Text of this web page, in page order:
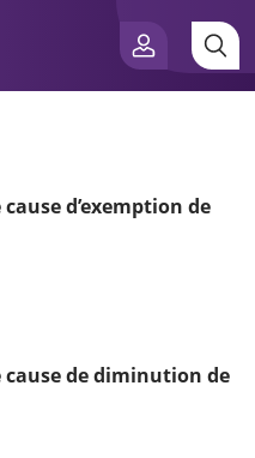
d’exemption de
de diminution de